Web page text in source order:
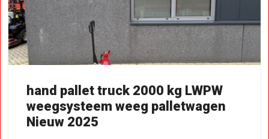
hand pallet truck 2000 kg LWPW
weegsysteem weeg palletwagen
Nieuw 2025